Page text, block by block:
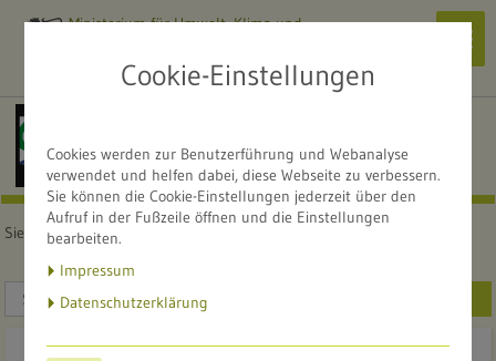
Ministerium für Umwelt, Klima und
Alle Naturschutzzentren
Karlsruhe-Rappenwört
Sie sind hier: Startseite
Cookie-Einstellungen
Cookies werden zur Benutzerführung und Webanalyse
verwendet und helfen dabei, diese Webseite zu verbessern.
Sie können die Cookie-Einstellungen jederzeit über den
Aufruf in der Fußzeile öffnen und die Einstellungen
bearbeiten.
Impressum
Datenschutzerklärung